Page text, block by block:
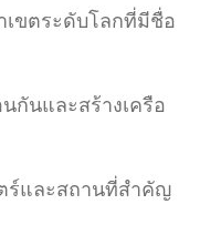
เขตระดับโลกที่มีชื่อ
กันและสร้างเครือ
ร์และสถานที่สำคัญ